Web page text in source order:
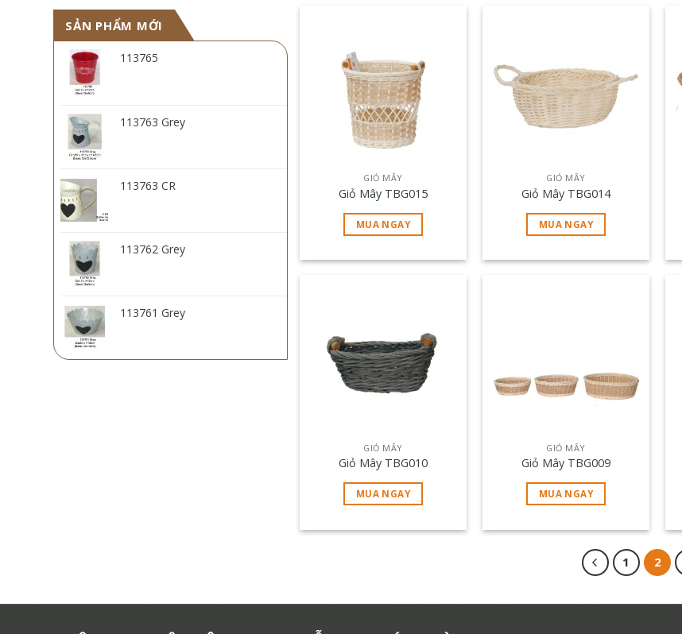
SẢN PHẨM MỚI
113765
113763 Grey
113763 CR
113762 Grey
113761 Grey
GIỎ MÂY
Giỏ Mây TBG015
MUA NGAY
GIỎ MÂY
Giỏ Mây TBG014
MUA NGAY
GIỎ MÂY
Giỏ Mây TBG010
MUA NGAY
GIỎ MÂY
Giỏ Mây TBG009
MUA NGAY
1 2